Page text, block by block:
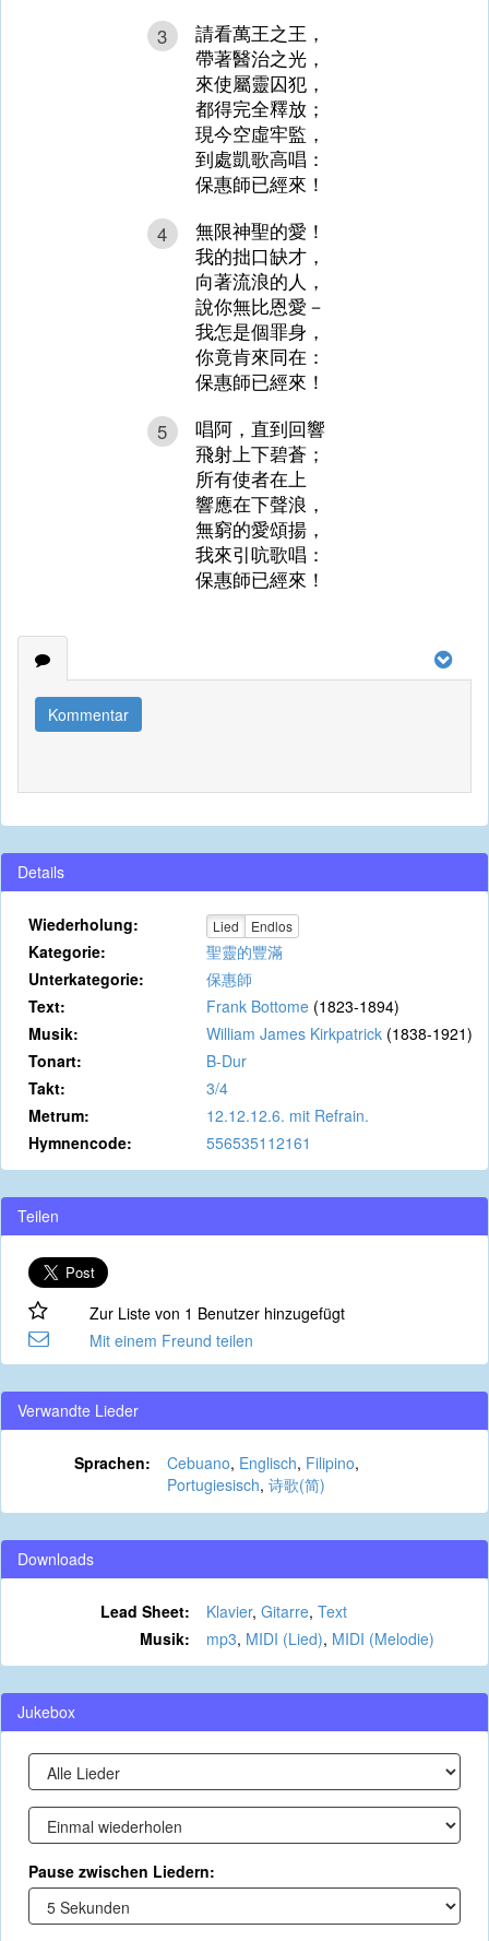
3
請看萬王之王，
帶著醫治之光，
來使屬靈囚犯，
都得完全釋放；
現今空虛牢監，
到處凱歌高唱：
保惠師已經來！
4
無限神聖的愛！
我的拙口缺才，
向著流浪的人，
說你無比恩愛－
我怎是個罪身，
你竟肯來同在：
保惠師已經來！
5
唱阿，直到回響
飛射上下碧蒼；
所有使者在上
響應在下聲浪，
無窮的愛頌揚，
我來引吭歌唱：
保惠師已經來！
Kommentar
Details
Wiederholung: Lied Endlos
Kategorie:
聖靈的豐滿
Unterkategorie:
保惠師
Text:
Frank Bottome (1823-1894)
Musik:
William James Kirkpatrick (1838-1921)
Tonart:
B-Dur
Takt:
3/4
Metrum:
12.12.12.6. mit Refrain.
Hymnencode:
556535112161
Teilen
Zur Liste von 1 Benutzer hinzugefügt
Mit einem Freund teilen
Verwandte Lieder
Sprachen: Cebuano, Englisch, Filipino,
Portugiesisch, 诗歌(简)
Downloads
Lead Sheet: Klavier, Gitarre, Text
Musik:
mp3, MIDI (Lied), MIDI (Melodie)
Jukebox
Pause zwischen Liedern: